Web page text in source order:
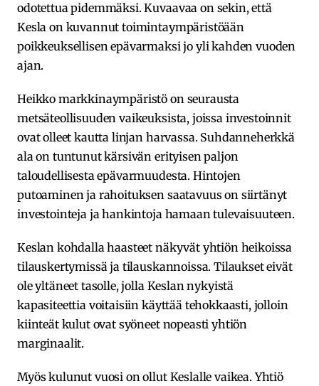
odotettua pidemmäksi. Kuvaavaa on sekin, että
Kesla on kuvannut toimintaympäristöään
poikkeuksellisen epävarmaksi jo yli kahden vuoden
ajan.
Heikko markkinaympäristö on seurausta
metsäteollisuuden vaikeuksista, joissa investoinnit
ovat olleet kautta linjan harvassa. Suhdanneherkkä
ala on tuntunut kärsivän erityisen paljon
taloudellisesta epävarmuudesta. Hintojen
putoaminen ja rahoituksen saatavuus on siirtänyt
investointeja ja hankintoja hamaan tulevaisuuteen.
Keslan kohdalla haasteet näkyvät yhtiön heikoissa
tilauskertymissä ja tilauskannoissa. Tilaukset eivät
ole yltäneet tasolle, jolla Keslan nykyistä
kapasiteettia voitaisiin käyttää tehokkaasti, jolloin
kiinteät kulut ovat syöneet nopeasti yhtiön
marginaalit.
Myös kulunut vuosi on ollut Keslalle vaikea. Yhtiö